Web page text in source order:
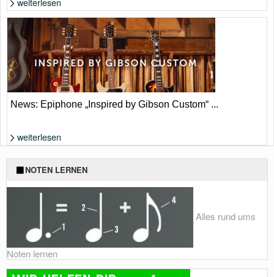
Korpusform gilt in der EU als Geschütztes Werk der angewandten Kunst.
| Adobe Stock
Reissue, TV White bei der 1960 Les Paul Special Double Cut Reissue
und Sedona Burst bei der Les Paul Custom. | Epiphone
News: Epiphone „Inspired by Gibson Custom“ ...
weiterlesen
NOTEN LERNEN
Alles rund ums
Noten lernen